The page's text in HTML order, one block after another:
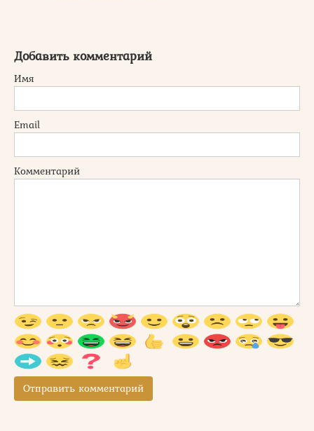
Добавить комментарий
Имя
Email
Комментарий